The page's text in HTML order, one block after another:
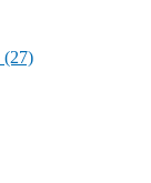
(27)